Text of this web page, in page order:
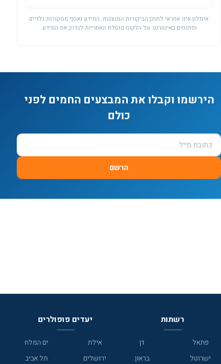
אימלון אינו אחראי לתוכן הביקורות המוצגות. המידע נאסף ממקורות גלויים
ופתוחים באינטרנט. על הלקוח מוטלת האחריות לבדוק את המידע.
הירשמו וקבלו את המבצעים החמים לפני
כולם
הרשם
רשתות
פתאל
דן
ישרוטל
בראון
יעדים פופולרים
אילת
ים המלח
ירושלים
תל אביב